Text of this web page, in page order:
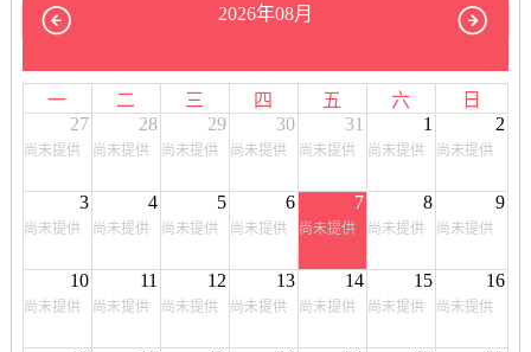
2026年08月
一 二 三 四 五 六
日
27
尚未提供
28
尚未提供
29
尚未提供
30
尚未提供
31
尚未提供
1
尚未提供
2
尚未提供
3
尚未提供
4
尚未提供
5
尚未提供
6
尚未提供
7
尚未提供
8
尚未提供
9
尚未提供
10
尚未提供
11
尚未提供
12
尚未提供
13
尚未提供
14
尚未提供
15
尚未提供
16
尚未提供